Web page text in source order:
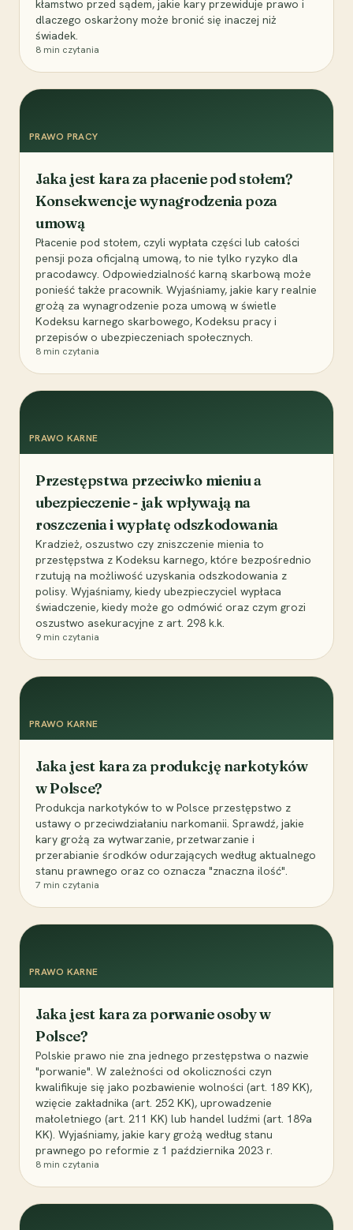
kłamstwo przed sądem, jakie kary przewiduje prawo i
dlaczego oskarżony może bronić się inaczej niż
świadek.
8 min czytania
PRAWO PRACY
Jaka jest kara za płacenie pod stołem?
Konsekwencje wynagrodzenia poza
umową
Płacenie pod stołem, czyli wypłata części lub całości
pensji poza oficjalną umową, to nie tylko ryzyko dla
pracodawcy. Odpowiedzialność karną skarbową może
ponieść także pracownik. Wyjaśniamy, jakie kary realnie
grożą za wynagrodzenie poza umową w świetle
Kodeksu karnego skarbowego, Kodeksu pracy i
przepisów o ubezpieczeniach społecznych.
8 min czytania
PRAWO KARNE
Przestępstwa przeciwko mieniu a
ubezpieczenie - jak wpływają na
roszczenia i wypłatę odszkodowania
Kradzież, oszustwo czy zniszczenie mienia to
przestępstwa z Kodeksu karnego, które bezpośrednio
rzutują na możliwość uzyskania odszkodowania z
polisy. Wyjaśniamy, kiedy ubezpieczyciel wypłaca
świadczenie, kiedy może go odmówić oraz czym grozi
oszustwo asekuracyjne z art. 298 k.k.
9 min czytania
PRAWO KARNE
Jaka jest kara za produkcję narkotyków
w Polsce?
Produkcja narkotyków to w Polsce przestępstwo z
ustawy o przeciwdziałaniu narkomanii. Sprawdź, jakie
kary grożą za wytwarzanie, przetwarzanie i
przerabianie środków odurzających według aktualnego
stanu prawnego oraz co oznacza "znaczna ilość".
7 min czytania
PRAWO KARNE
Jaka jest kara za porwanie osoby w
Polsce?
Polskie prawo nie zna jednego przestępstwa o nazwie
"porwanie". W zależności od okoliczności czyn
kwalifikuje się jako pozbawienie wolności (art. 189 KK),
wzięcie zakładnika (art. 252 KK), uprowadzenie
małoletniego (art. 211 KK) lub handel ludźmi (art. 189a
KK). Wyjaśniamy, jakie kary grożą według stanu
prawnego po reformie z 1 października 2023 r.
8 min czytania